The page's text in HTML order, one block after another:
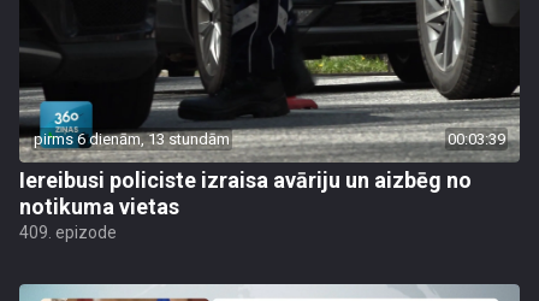
pirms 6 dienām, 13 stundām 00:03:39
Iereibusi policiste izraisa avāriju un aizbēg no
notikuma vietas
409. epizode